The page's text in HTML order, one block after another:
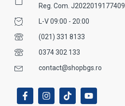
Reg. Com. J2022019177409
L-V 09:00 - 20:00
(021) 331 8133
0374 302 133
contact@shopbgs.ro